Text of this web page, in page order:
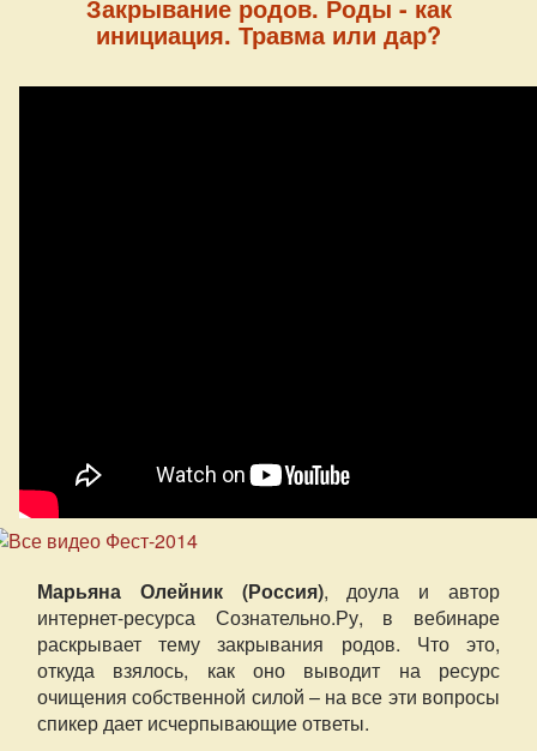
Закрывание родов. Роды - как
инициация. Травма или дар?
Марьяна Олейник (Россия), доула и автор
интернет-ресурса Сознательно.Ру, в вебинаре
раскрывает тему закрывания родов. Что это,
откуда взялось, как оно выводит на ресурс
очищения собственной силой – на все эти вопросы
спикер дает исчерпывающие ответы.